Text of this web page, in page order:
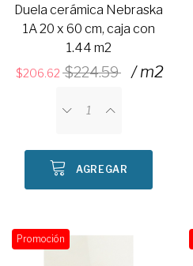
Duela cerámica Nebraska
1A 20 x 60 cm, caja con
1.44 m2
206.62 224.59 / m2
AGREGAR
Promoción